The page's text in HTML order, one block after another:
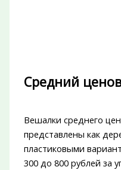
Средний
Вешалки среднего
представлены как
пластиковыми
300 до 800 рублей за